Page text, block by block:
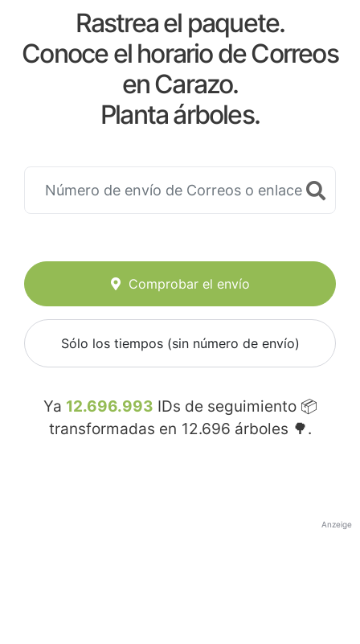
Rastrea el paquete.
Conoce el horario de Correos
en Carazo.
Planta árboles.
Comprobar el envío
Sólo los tiempos (sin número de envío)
Ya 12.696.993 IDs de seguimiento 📦
transformadas en 12.696 árboles 🌳.
Anzeige